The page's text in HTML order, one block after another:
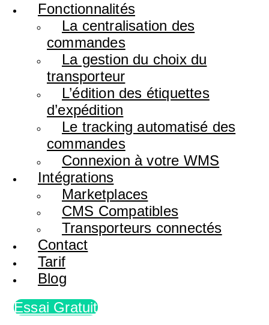
Fonctionnalités
La centralisation des
commandes
La gestion du choix du
transporteur
L’édition des étiquettes
d’expédition
Le tracking automatisé des
commandes
Connexion à votre WMS
Intégrations
Marketplaces
CMS Compatibles
Transporteurs connectés
Contact
Tarif
Blog
Essai Gratuit